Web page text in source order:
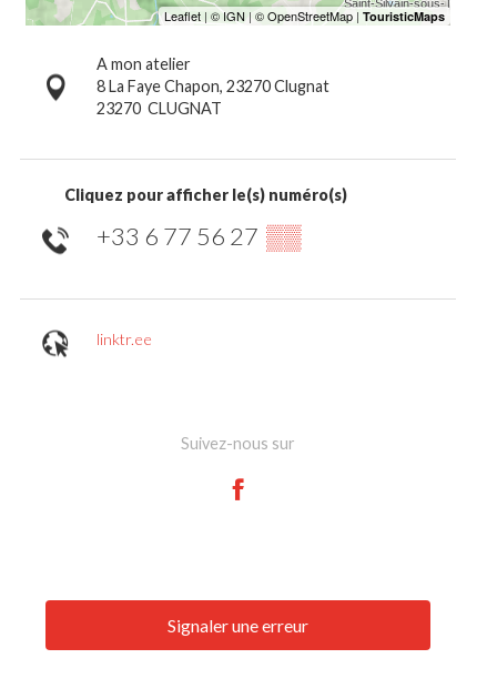
A mon atelier
8 La Faye Chapon, 23270 Clugnat
23270 CLUGNAT
Cliquez pour afficher le(s) numéro(s)
+33 6 77 56 27 ▒▒
linktr.ee
Suivez-nous sur
Signaler une erreur